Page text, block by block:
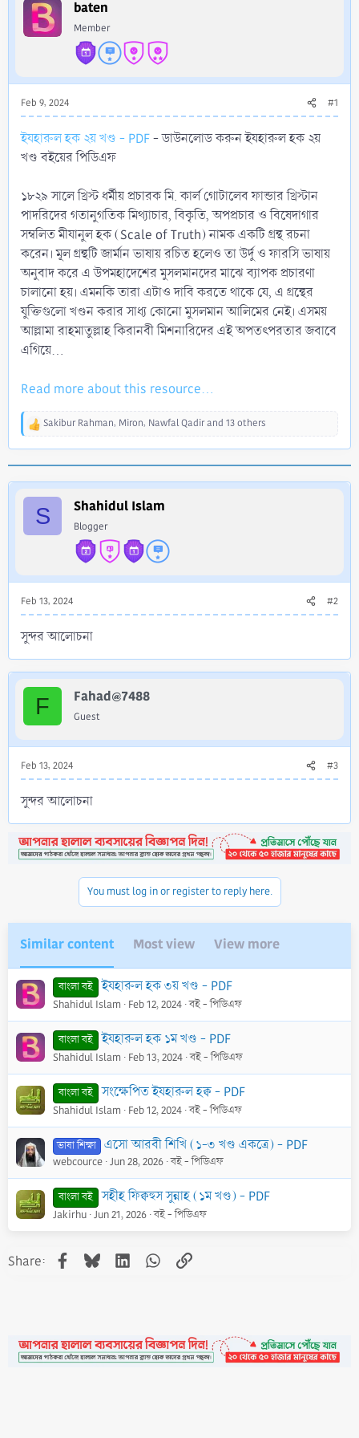
baten
Member
Feb 9, 2024 #1
ইযহারুল হক ২য় খণ্ড - PDF- ডাউনলোড করুন ইযহারুল হক ২য়
খণ্ড বইয়ের পিডিএফ
১৮২৯ সালে খ্রিস্ট ধর্মীয় প্রচারক মি. কার্ল গােটালেব ফান্ডার খ্রিস্টান
পাদরিদের গতানুগতিক মিথ্যাচার, বিকৃতি, অপপ্রচার ও বিষেদাগার
সম্বলিত মীযানুল হক (Scale of Truth) নামক একটি গ্রন্থ রচনা
করেন। মূল গ্রন্থটি জার্মান ভাষায় রচিত হলেও তা উর্দু ও ফারসি ভাষায়
অনুবাদ করে এ উপমহাদেশের মুসলমানদের মাঝে ব্যাপক প্রচারণা
চালানাে হয়। এমনকি তারা এটাও দাবি করতে থাকে যে, এ গ্রন্থের
যুক্তিগুলাে খণ্ডন করার সাধ্য কোনো মুসলমান আলিমের নেই। এসময়
আল্লামা রাহমাতুল্লাহ কিরানবী মিশনারিদের এই অপতৎপরতার জবাবে
এগিয়ে...
Read more about this resource...
R
Sakibur Rahman, Miron, Nawfal Qadirand 13 others
S Shahidul Islam
Blogger
Feb 13, 2024 #2
সুন্দর আলোচনা
F Fahad@7488
Guest
Feb 13, 2024 #3
সুন্দর আলোচনা
You must log in or register to reply here.
Similar content Most view View more
বাংলা বই ইযহারুল হক ৩য় খণ্ড - PDF
Shahidul Islam Feb 12, 2024 বই - পিডিএফ
বাংলা বই ইযহারুল হক ১ম খণ্ড - PDF
Shahidul Islam Feb 13, 2024 বই - পিডিএফ
বাংলা বই সংক্ষেপিত ইযহারুল হক্ব - PDF
Shahidul Islam Feb 12, 2024 বই - পিডিএফ
ভাষা শিক্ষা এসো আরবী শিখি (১-৩ খণ্ড একত্রে) - PDF
webcource Jun 28, 2026 বই - পিডিএফ
বাংলা বই সহীহ ফিক্বহুস সুন্নাহ (১ম খণ্ড) - PDF
Jakirhu Jun 21, 2026 বই - পিডিএফ
Share: Facebook
BlueskyLinkedInWhatsApp
Link